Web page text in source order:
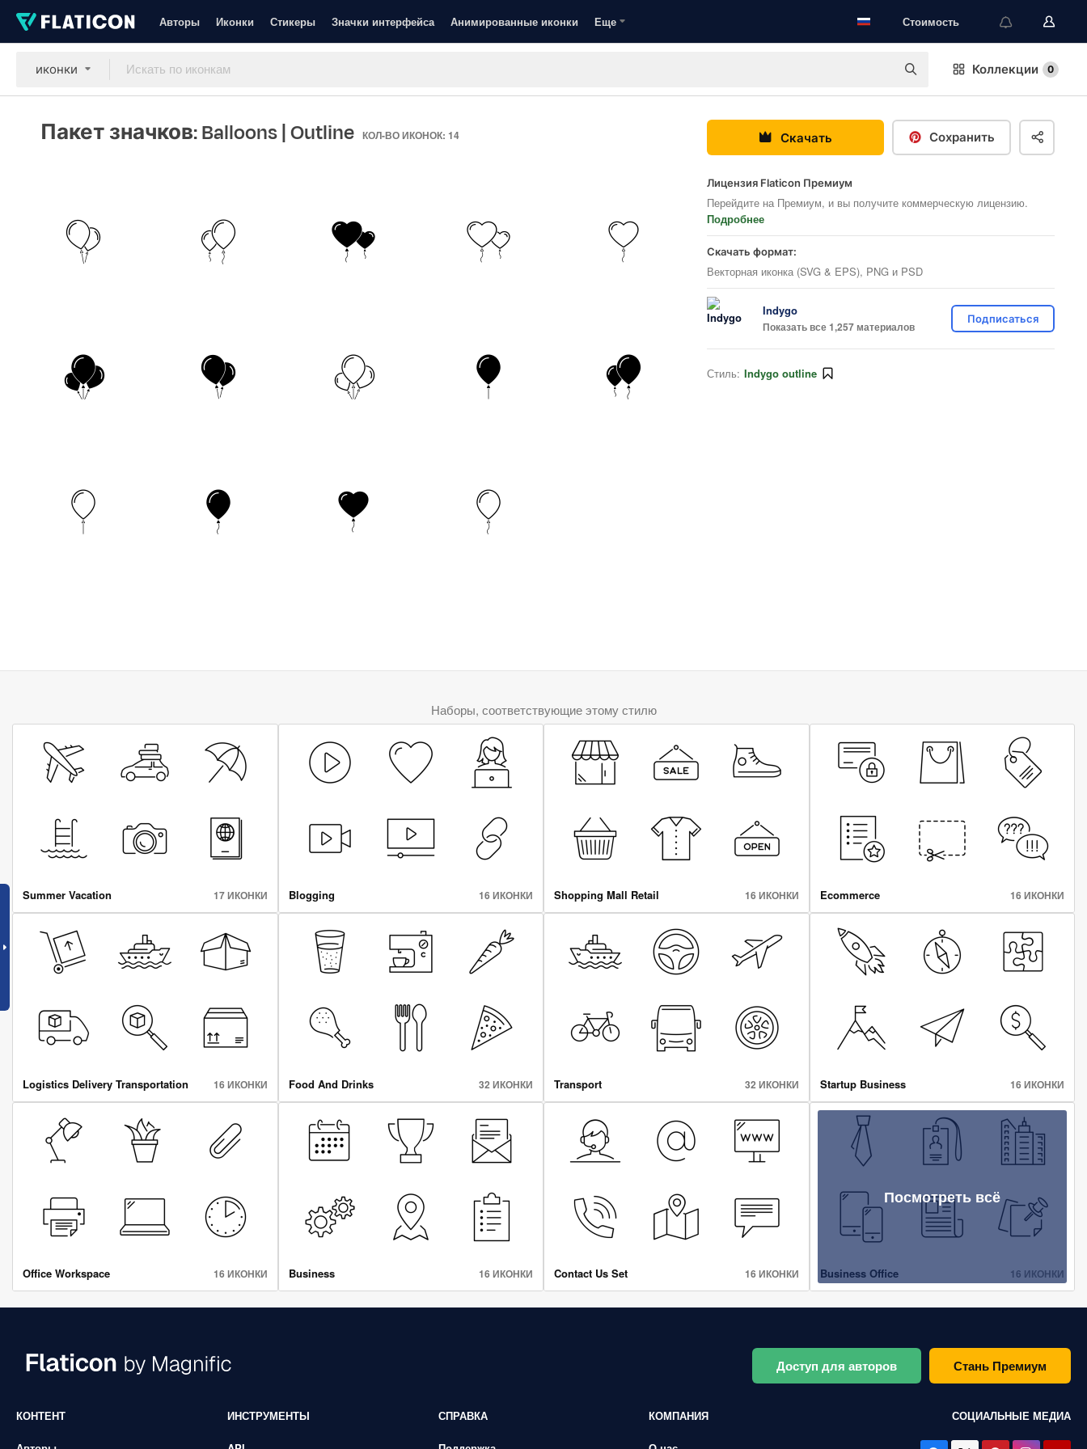
Авторы Иконки Стикеры Значки интерфейса Анимированные иконки Еще Стоимость
иконки Коллекции 0
Пакет значков: Balloons| Outline КОЛ-ВО ИКОНОК: 14 Скачать Сохранить
Лицензия Flaticon Премиум
Перейдите на Премиум, и вы получите коммерческую лицензию.
Подробнее
Скачать формат:
Векторная иконка (SVG & EPS), PNG и PSD
Indygo
Показать все 1,257 материалов
Подписаться
Стиль: Indygo outline
Наборы, соответствующие этому стилю
Summer Vacation 17 ИКОНКИ Blogging 16 ИКОНКИ Shopping Mall Retail 16 ИКОНКИ Ecommerce 16 ИКОНКИ
Logistics Delivery Transportation 16 ИКОНКИ Food And Drinks 32 ИКОНКИ Transport 32 ИКОНКИ Startup Business 16 ИКОНКИ
Office Workspace 16 ИКОНКИ Business 16 ИКОНКИ Contact Us Set 16 ИКОНКИ
Посмотреть всё
Business Office 16 ИКОНКИ
Доступ для авторов Стань Премиум
КОНТЕНТ ИНСТРУМЕНТЫ СПРАВКА КОМПАНИЯ СОЦИАЛЬНЫЕ МЕДИА